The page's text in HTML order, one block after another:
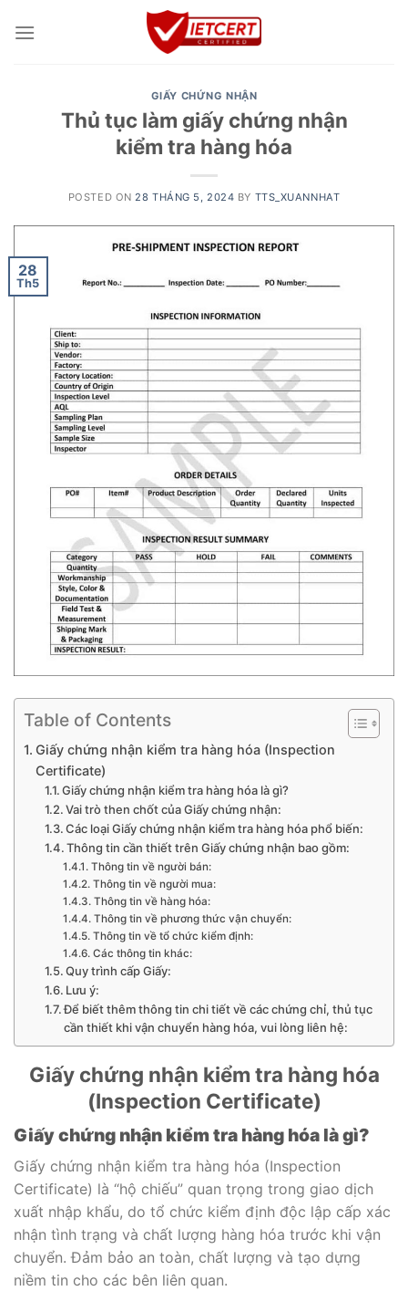
GIẤY CHỨNG NHẬN
Thủ tục làm giấy chứng nhận
kiểm tra hàng hóa
POSTED ON 28 THÁNG 5, 2024 BY TTS_XUANNHAT
28
Th5
Table of Contents
Giấy chứng nhận kiểm tra hàng hóa (Inspection
Certificate)
Giấy chứng nhận kiểm tra hàng hóa là gì?
Vai trò then chốt của Giấy chứng nhận:
Các loại Giấy chứng nhận kiểm tra hàng hóa phổ biến:
Thông tin cần thiết trên Giấy chứng nhận bao gồm:
Thông tin về người bán:
Thông tin về người mua:
Thông tin về hàng hóa:
Thông tin về phương thức vận chuyển:
Thông tin về tổ chức kiểm định:
Các thông tin khác:
Quy trình cấp Giấy:
Lưu ý:
Để biết thêm thông tin chi tiết về các chứng chỉ, thủ tục
cần thiết khi vận chuyển hàng hóa, vui lòng liên hệ:
Giấy chứng nhận kiểm tra hàng hóa
(Inspection Certificate)
Giấy chứng nhận kiểm tra hàng hóa là gì?
Giấy chứng nhận kiểm tra hàng hóa (Inspection
Certificate) là “hộ chiếu” quan trọng trong giao dịch
xuất nhập khẩu, do tổ chức kiểm định độc lập cấp xác
nhận tình trạng và chất lượng hàng hóa trước khi vận
chuyển. Đảm bảo an toàn, chất lượng và tạo dựng
niềm tin cho các bên liên quan.